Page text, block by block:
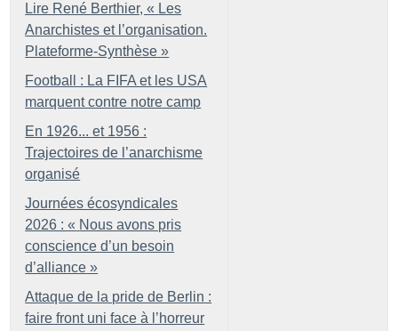
Lire René Berthier, « Les
Anarchistes et l’organisation.
Plateforme-Synthèse »
Football : La FIFA et les USA
marquent contre notre camp
En 1926... et 1956 :
Trajectoires de l’anarchisme
organisé
Journées écosyndicales
2026 : « Nous avons pris
conscience d’un besoin
d’alliance »
Attaque de la pride de Berlin :
faire front uni face à l’horreur